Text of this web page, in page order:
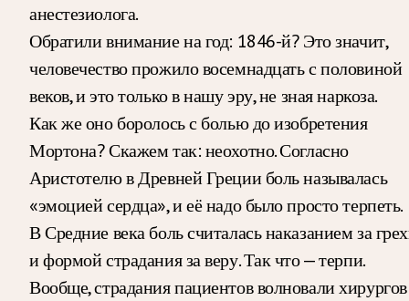
анестезиолога.
Обратили внимание на год: 1846-й? Это значит,
человечество прожило восемнадцать с половиной
веков, и это только в нашу эру, не зная наркоза.
Как же оно боролось с болью до изобретения
Мортона? Скажем так: неохотно. Согласно
Аристотелю в Древней Греции боль называлась
«эмоцией сердца», и её надо было просто терпеть.
В Средние века боль считалась наказанием за
и формой страдания за веру. Так что — терпи.
Вообще, страдания пациентов волновали хирургов